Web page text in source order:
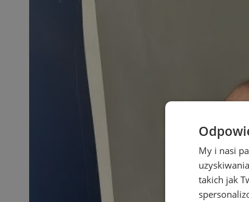
My i nasi
takich jak